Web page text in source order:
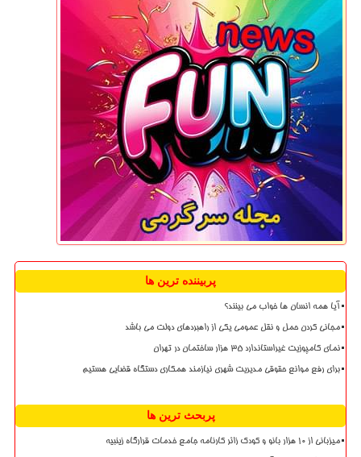
پربیننده ترین ها
آیا همه انسان ها خواب می بینند؟
مجانی کردن حمل و نقل عمومی یکی از راهبردهای دولت می باشد
نمای کامپوزیت غیراستاندارد ۳۵ هزار ساختمان در تهران
برای رفع موانع حقوقی مدیریت شهری نیازمند همکاری دستگاه قضایی هستیم
پربحث ترین ها
میزبانی از ۱۰ هزار بانو و کودک زائر کارنامه جامع خدمات قرارگاه زینبیه